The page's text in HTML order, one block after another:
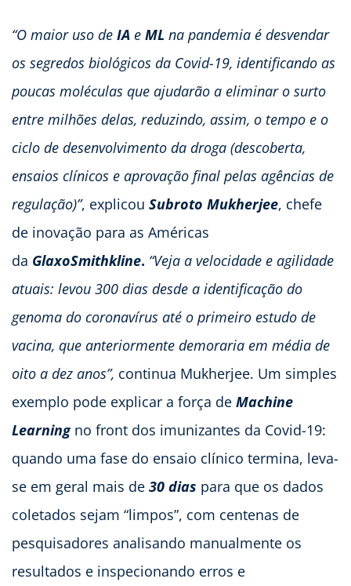
“O maior uso de IA e ML na pandemia é desvendar
os segredos biológicos da Covid-19, identificando as
poucas moléculas que ajudarão a eliminar o surto
entre milhões delas, reduzindo, assim, o tempo e o
ciclo de desenvolvimento da droga (descoberta,
ensaios clínicos e aprovação final pelas agências de
regulação)”, explicou Subroto Mukherjee, chefe
de inovação para as Américas
da GlaxoSmithkline. “Veja a velocidade e agilidade
atuais: levou 300 dias desde a identificação do
genoma do coronavírus até o primeiro estudo de
vacina, que anteriormente demoraria em média de
oito a dez anos”, continua Mukherjee. Um simples
exemplo pode explicar a força de Machine
Learningno front dos imunizantes da Covid-19:
quando uma fase do ensaio clínico termina, leva-
se em geral mais de 30 dias para que os dados
coletados sejam “limpos”, com centenas de
pesquisadores analisando manualmente os
resultados e inspecionando erros e